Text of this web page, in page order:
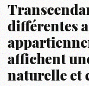
différentes
affichent
naturelle et